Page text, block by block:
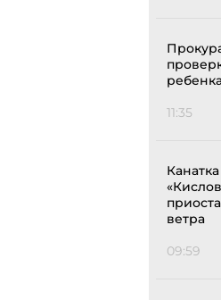
11:35
ветра
09:59